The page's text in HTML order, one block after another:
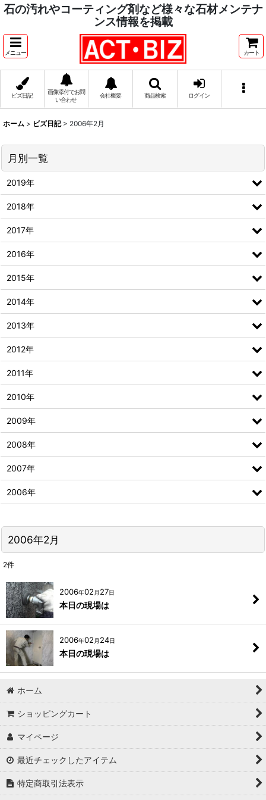
石の汚れやコーティング剤など様々な石材メンテナ
ンス情報を掲載
メニュー カート
ビズ日記
画像添付でお問
い合わせ
会社概要 商品検索 ログイン
ホーム > ビズ日記 > 2006年2月
2006年2月
2件
2006年02 月 27日
本日の現場は
2006年02 月 24日
本日の現場は
月別一覧
2019年
2018年
2017年
2016年
2015年
2014年
2013年
2012年
2011年
2010年
2009年
2008年
2007年
2006年
ホーム
ショッピングカート
マイページ
最近チェックしたアイテム
特定商取引法表示